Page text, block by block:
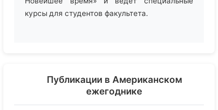
курсы для студентов факультета.
Публикации в Американском
ежегоднике